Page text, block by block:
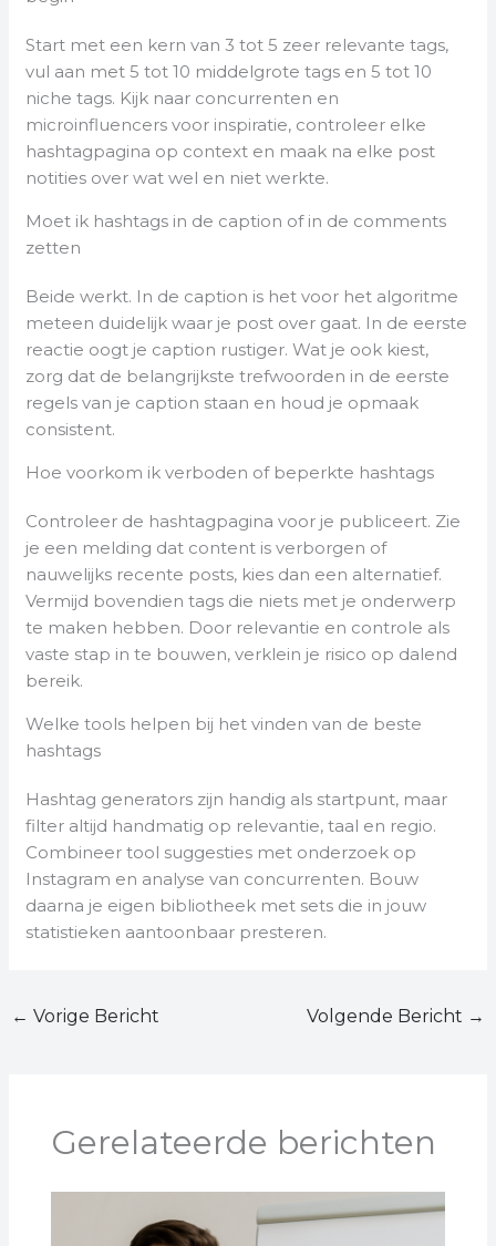
Start met een kern van 3 tot 5 zeer relevante tags,
vul aan met 5 tot 10 middelgrote tags en 5 tot 10
niche tags. Kijk naar concurrenten en
microinfluencers voor inspiratie, controleer elke
hashtagpagina op context en maak na elke post
notities over wat wel en niet werkte.
Moet ik hashtags in de caption of in de comments
zetten
Beide werkt. In de caption is het voor het algoritme
meteen duidelijk waar je post over gaat. In de eerste
reactie oogt je caption rustiger. Wat je ook kiest,
zorg dat de belangrijkste trefwoorden in de eerste
regels van je caption staan en houd je opmaak
consistent.
Hoe voorkom ik verboden of beperkte hashtags
Controleer de hashtagpagina voor je publiceert. Zie
je een melding dat content is verborgen of
nauwelijks recente posts, kies dan een alternatief.
Vermijd bovendien tags die niets met je onderwerp
te maken hebben. Door relevantie en controle als
vaste stap in te bouwen, verklein je risico op dalend
bereik.
Welke tools helpen bij het vinden van de beste
hashtags
Hashtag generators zijn handig als startpunt, maar
filter altijd handmatig op relevantie, taal en regio.
Combineer tool suggesties met onderzoek op
Instagram en analyse van concurrenten. Bouw
daarna je eigen bibliotheek met sets die in jouw
statistieken aantoonbaar presteren.
← Vorige Bericht Volgende Bericht →
Gerelateerde berichten